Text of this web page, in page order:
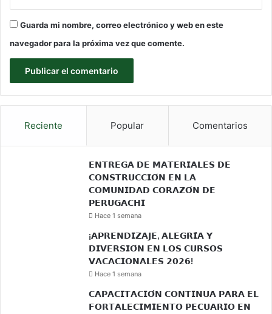
Guarda mi nombre, correo electrónico y web en este
navegador para la próxima vez que comente.
Reciente Popular Comentarios
𝗘𝗡𝗧𝗥𝗘𝗚𝗔 𝗗𝗘 𝗠𝗔𝗧𝗘𝗥𝗜𝗔𝗟𝗘𝗦 𝗗𝗘
𝗖𝗢𝗡𝗦𝗧𝗥𝗨𝗖𝗖𝗜𝗢́𝗡 𝗘𝗡 𝗟𝗔
𝗖𝗢𝗠𝗨𝗡𝗜𝗗𝗔𝗗 𝗖𝗢𝗥𝗔𝗭𝗢́𝗡 𝗗𝗘
𝗣𝗘𝗥𝗨𝗚𝗔𝗖𝗛𝗜
Hace 1 semana
¡𝗔𝗣𝗥𝗘𝗡𝗗𝗜𝗭𝗔𝗝𝗘, 𝗔𝗟𝗘𝗚𝗥𝗜́𝗔 𝗬
𝗗𝗜𝗩𝗘𝗥𝗦𝗜𝗢́𝗡 𝗘𝗡 𝗟𝗢𝗦 𝗖𝗨𝗥𝗦𝗢𝗦
𝗩𝗔𝗖𝗔𝗖𝗜𝗢𝗡𝗔𝗟𝗘𝗦 𝟮𝟬𝟮𝟲!
Hace 1 semana
𝗖𝗔𝗣𝗔𝗖𝗜𝗧𝗔𝗖𝗜𝗢́𝗡 𝗖𝗢𝗡𝗧𝗜𝗡𝗨𝗔 𝗣𝗔𝗥𝗔 𝗘𝗟
𝗙𝗢𝗥𝗧𝗔𝗟𝗘𝗖𝗜𝗠𝗜𝗘𝗡𝗧𝗢 𝗣𝗘𝗖𝗨𝗔𝗥𝗜𝗢 𝗘𝗡